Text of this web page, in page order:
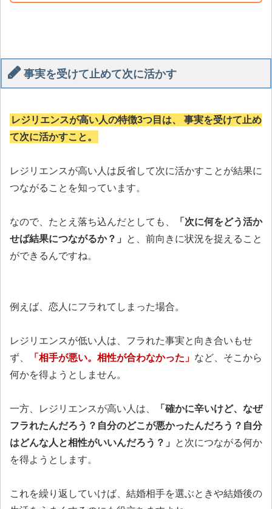
事実を受けて止めて次に活かす
レジリエンスが高い人の特徴3つ目は、 事実を受けて止め
て次に活かすこと。
レジリエンスが高い人は反省して次に活かすことが結果に
つながることを知っています。
なので、たとえ落ち込んだとしても、
「次に何をどう活か
せば結果につながるか？」
と、前向きに状況を捉えること
ができるんですね。
例えば、恋人にフラれてしまった場合。
レジリエンスが低い人は、フラれた事実と向き合いもせ
ず、
「相手が悪い。相性が合わなかった」 など、そこから
何かを得ようとしません。
一方、レジリエンスが高い人は、
「確かに辛いけど、なぜ
フラれたんだろう？自分のどこが悪かったんだろう？自分
はどんな人と相性がいいんだろう？」
と次につながる何か
を得ようとします。
これを繰り返していけば、結婚相手を選ぶときや結婚後の